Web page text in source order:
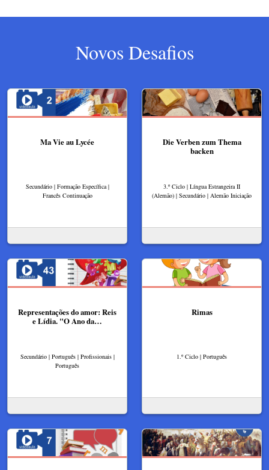
Novos Desafios
Ma Vie au Lycée
Secundário | Formação Específica |
Francês Continuação
Die Verben zum Thema
backen
3.º Ciclo | Língua Estrangeira II
(Alemão) | Secundário | Alemão Iniciação
Representações do amor: Reis
e Lídia. "O Ano da…
Secundário | Português | Profissionais |
Português
Rimas
1.º Ciclo | Português